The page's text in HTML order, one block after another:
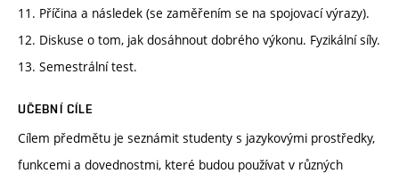
11. Příčina a následek (se zaměřením se na spojovací výrazy).
12. Diskuse o tom, jak dosáhnout dobrého výkonu. Fyzikální síly.
13. Semestrální test.
UČEBNÍ CÍLE
Cílem předmětu je seznámit studenty s jazykovými prostředky,
funkcemi a dovednostmi, které budou používat v různých